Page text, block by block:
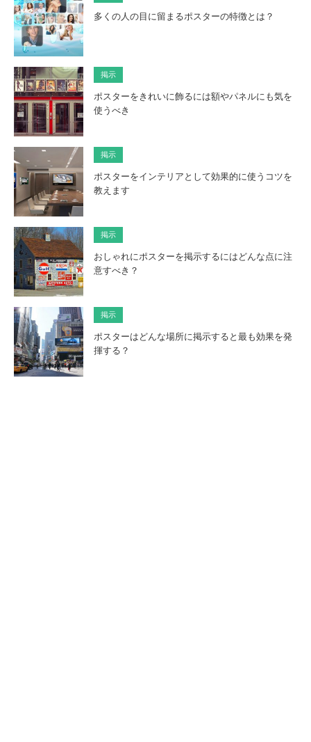
多くの人の目に留まるポスターの特徴とは？
掲示
ポスターをきれいに飾るには額やパネルにも気を
使うべき
掲示
ポスターをインテリアとして効果的に使うコツを
教えます
掲示
おしゃれにポスターを掲示するにはどんな点に注
意すべき？
掲示
ポスターはどんな場所に掲示すると最も効果を発
揮する？